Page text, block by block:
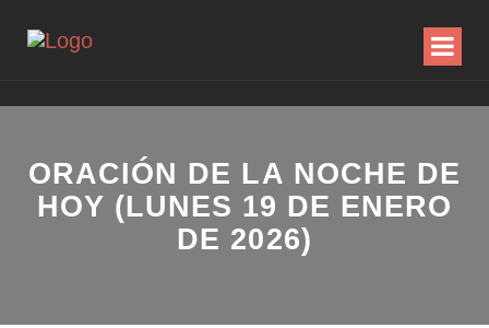
ORACIÓN DE LA NOCHE DE
HOY (LUNES 19 DE ENERO
DE 2026)